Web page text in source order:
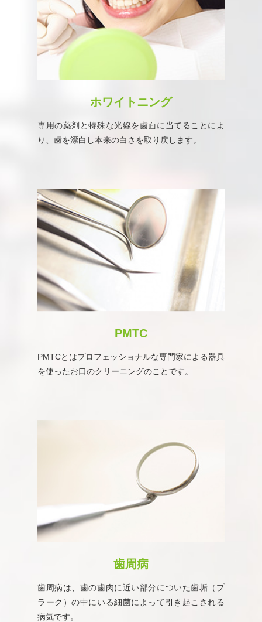
ホワイトニング
専用の薬剤と特殊な光線を歯面に当てることによ
り、歯を漂白し本来の白さを取り戻します。
PMTC
PMTCとはプロフェッショナルな専門家による器具
を使ったお口のクリーニングのことです。
歯周病
歯周病は、歯の歯肉に近い部分についた歯垢（プ
ラーク）の中にいる細菌によって引き起こされる
病気です。